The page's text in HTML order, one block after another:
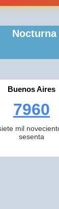
Buenos Aires
7960
mil
sesenta